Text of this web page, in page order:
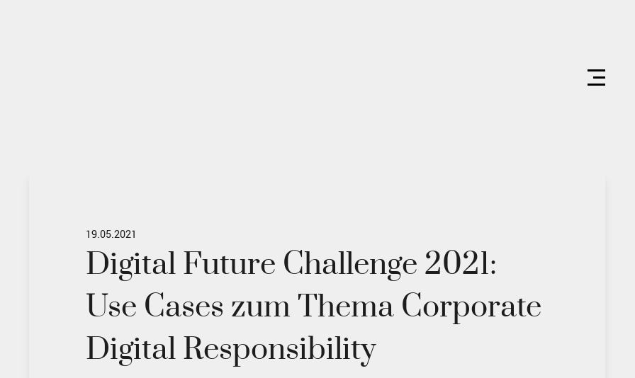
19.05.2021
Digital Future Challenge 2021:
Use Cases zum Thema Corporate
Digital Responsibility